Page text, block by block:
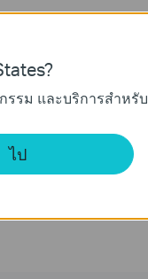
ที่เผยแพร่:
Generally, UE330
If you have further
รรม และบริการสำห
ไป